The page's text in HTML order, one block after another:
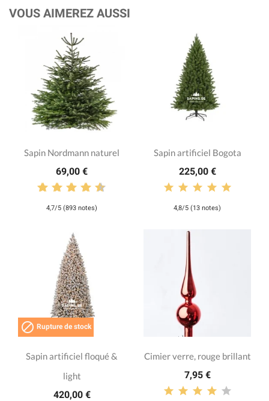
VOUS AIMEREZ AUSSI
Sapin Nordmann naturel
69,00 €
4,7/5 (893 notes)
Sapin artificiel Bogota
225,00 €
4,8/5 (13 notes)
 Rupture de stock
Sapin artificiel floqué &
light
420,00 €
Cimier verre, rouge brillant
7,95 €